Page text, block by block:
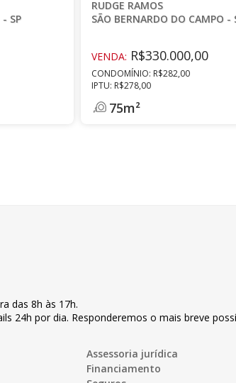
- SP
RUDGE RAMOS
SÃO BERNARDO DO CAMPO -
VENDA: R$330.000,00
CONDOMÍNIO: R$282,00
IPTU: R$278,00
75m²
das 8h às 17h.
24h por dia. Responderemos o mais breve
Assessoria jurídica
Financiamento